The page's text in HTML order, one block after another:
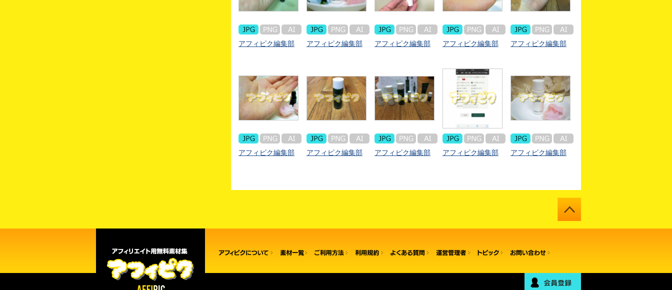
アフィピク編集部 アフィピク編集部 アフィピク編集部 アフィピク編集部 アフィピク編集部
アフィピク編集部 アフィピク編集部 アフィピク編集部 アフィピク編集部 アフィピク編集部